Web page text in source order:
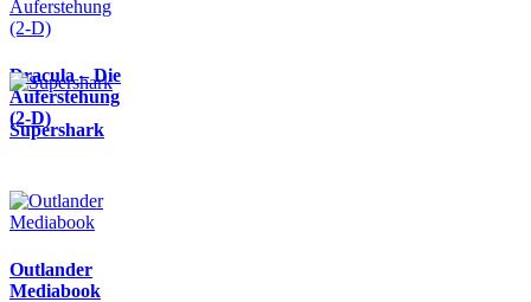
Dracula – Die
Auferstehung
(2-D)
Supershark
Outlander
Mediabook